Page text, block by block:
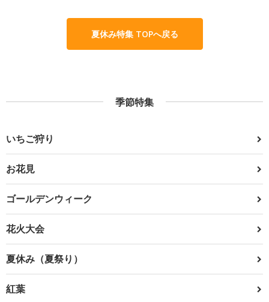
夏休み特集 TOPへ戻る
季節特集
いちご狩り
お花見
ゴールデンウィーク
花火大会
夏休み（夏祭り）
紅葉